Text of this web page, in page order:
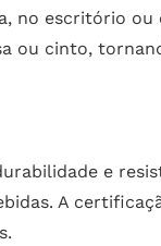
no escritório
ou cinto,
e
A